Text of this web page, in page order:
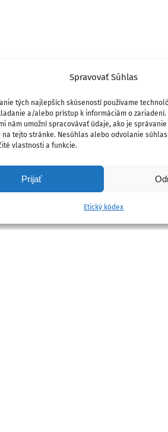
Spravovať Súhlas
tých najlepších skúseností používame
a/alebo prístup k informáciám o zariadení.
nám umožní spracovávať údaje, ako je
na tejto stránke. Nesúhlas alebo odvolanie
vlastnosti a funkcie.
Prijať
Etický kódex